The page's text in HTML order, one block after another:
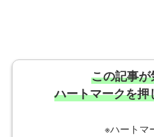
この記事
ハートマークを
※ハートマ